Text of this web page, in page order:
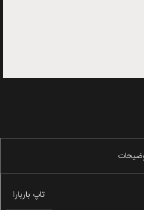
تاپ باربارا